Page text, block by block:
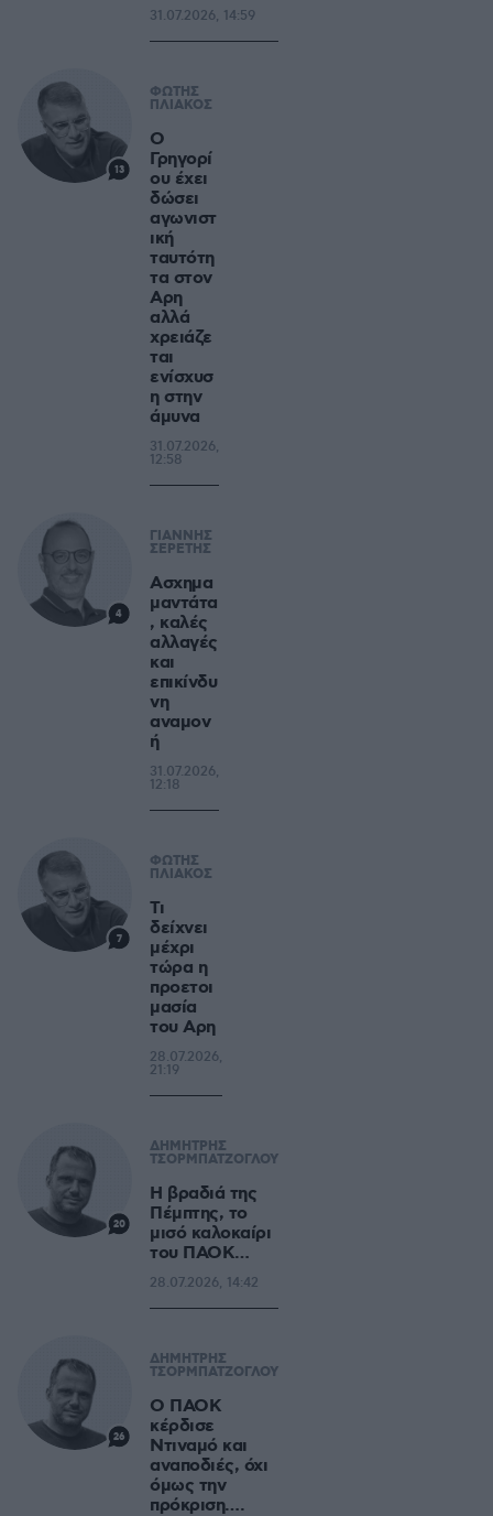
31.07.2026, 14:59
13
ΦΩΤΗΣ
ΠΛΙΑΚΟΣ
Ο
Γρηγορί
ου έχει
δώσει
αγωνιστ
ική
ταυτότη
τα στον
Αρη
αλλά
χρειάζε
ται
ενίσχυσ
η στην
άμυνα
31.07.2026,
12:58
4
ΓΙΑΝΝΗΣ
ΣΕΡΕΤΗΣ
Ασχημα
μαντάτα
, καλές
αλλαγές
και
επικίνδυ
νη
αναμον
ή
31.07.2026,
12:18
7
ΦΩΤΗΣ
ΠΛΙΑΚΟΣ
Τι
δείχνει
μέχρι
τώρα η
προετοι
μασία
του Αρη
28.07.2026,
21:19
20
ΔΗΜΗΤΡΗΣ
ΤΣΟΡΜΠΑΤΖΟΓΛΟΥ
Η βραδιά της
Πέμπτης, το
μισό καλοκαίρι
του ΠΑΟΚ…
28.07.2026, 14:42
26
ΔΗΜΗΤΡΗΣ
ΤΣΟΡΜΠΑΤΖΟΓΛΟΥ
Ο ΠΑΟΚ
κέρδισε
Ντιναμό και
αναποδιές, όχι
όμως την
πρόκριση….